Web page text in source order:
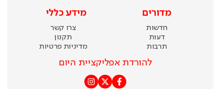
מדורים
חדשות
דעות
תרבות
מידע כללי
צרו קשר
תקנון
מדיניות פרטיות
להורדת אפליקציית היום